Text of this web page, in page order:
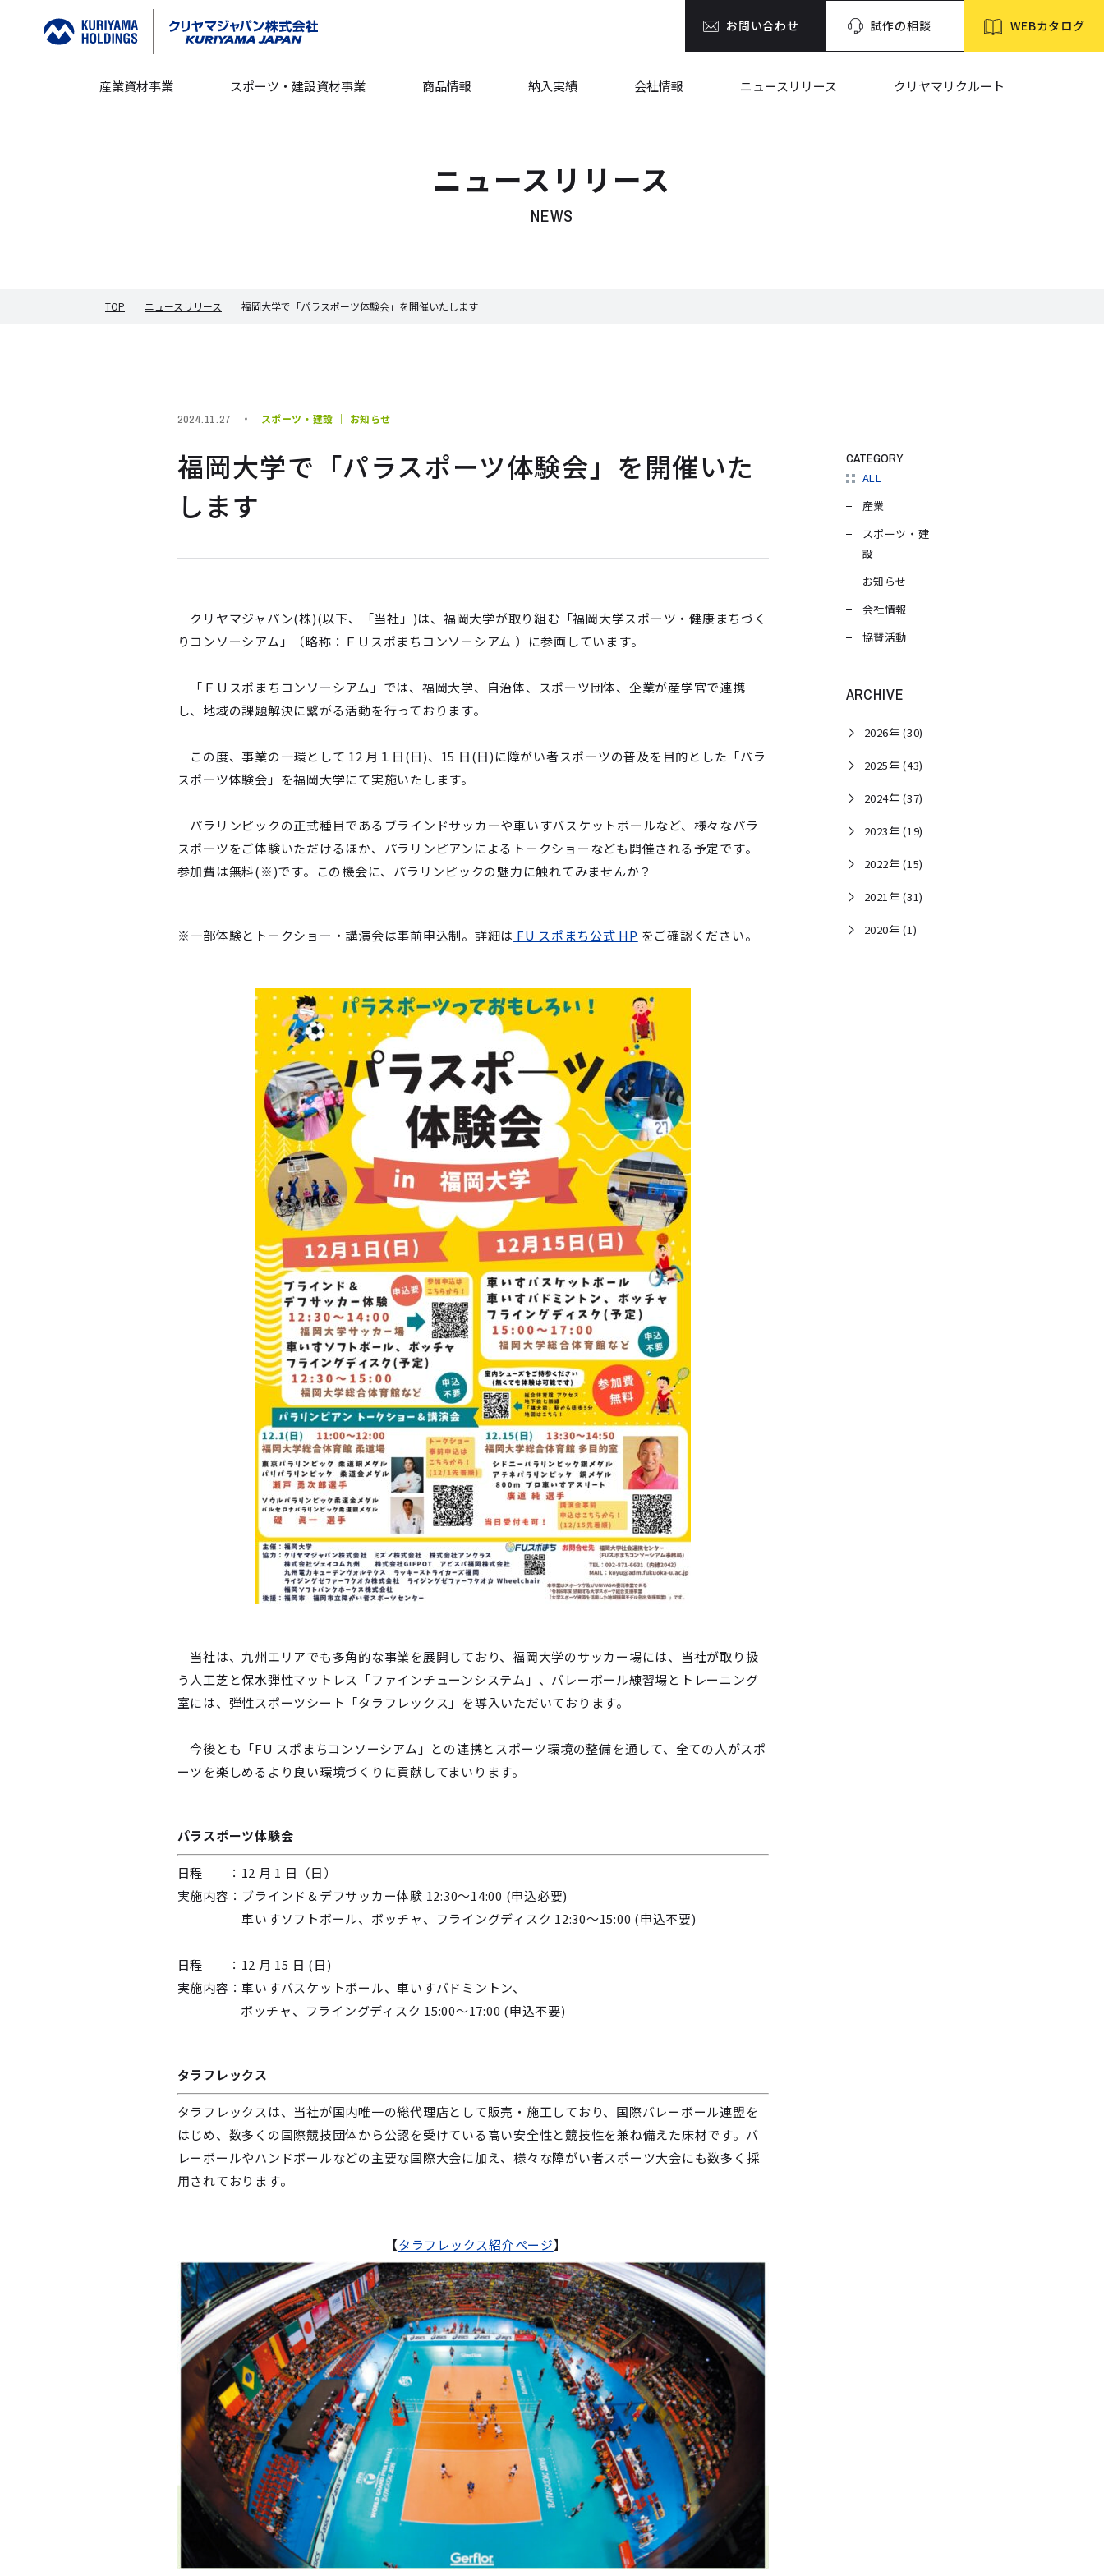
お問い合わせ 試作の相談 WEBカタログ
産業資材事業 スポーツ・建設資材事業 商品情報 納入実績 会社情報 ニュースリリース クリヤマリクルート
ニュースリリース
NEWS
TOP ニュースリリース 福岡大学で「パラスポーツ体験会」を開催いたします
2024.11.27 スポーツ・建設 ｜ お知らせ
福岡大学で「パラスポーツ体験会」を開催いた
します
クリヤマジャパン(株)(以下、「当社」)は、福岡大学が取り組む「福岡大学スポーツ・健康まちづく
りコンソーシアム」（略称：ＦＵスポまちコンソーシアム ）に参画しています。
「ＦＵスポまちコンソーシアム」では、福岡大学、自治体、スポーツ団体、企業が産学官で連携
し、地域の課題解決に繋がる活動を行っております。
この度、事業の一環として 12 月１日(日)、15 日(日)に障がい者スポーツの普及を目的とした「パラ
スポーツ体験会」を福岡大学にて実施いたします。
パラリンピックの正式種目であるブラインドサッカーや車いすバスケットボールなど、様々なパラ
スポーツをご体験いただけるほか、パラリンピアンによるトークショーなども開催される予定です。
参加費は無料(※)です。この機会に、パラリンピックの魅力に触れてみませんか？
※一部体験とトークショー・講演会は事前申込制。詳細は FU スポまち公式 HP をご確認ください。
当社は、九州エリアでも多角的な事業を展開しており、福岡大学のサッカー場には、当社が取り扱
う人工芝と保水弾性マットレス「ファインチューンシステム」、バレーボール練習場とトレーニング
室には、弾性スポーツシート「タラフレックス」を導入いただいております。
今後とも「FU スポまちコンソーシアム」との連携とスポーツ環境の整備を通して、全ての人がスポ
ーツを楽しめるより良い環境づくりに貢献してまいります。
パラスポーツ体験会
日程 ：12 月 1 日（日）
実施内容：ブラインド＆デフサッカー体験 12:30～14:00 (申込必要)
車いすソフトボール、ボッチャ、フライングディスク 12:30～15:00 (申込不要)
日程 ：12 月 15 日 (日)
実施内容：車いすバスケットボール、車いすバドミントン、
ボッチャ、フライングディスク 15:00～17:00 (申込不要)
タラフレックス
タラフレックスは、当社が国内唯一の総代理店として販売・施工しており、国際バレーボール連盟を
はじめ、数多くの国際競技団体から公認を受けている高い安全性と競技性を兼ね備えた床材です。バ
レーボールやハンドボールなどの主要な国際大会に加え、様々な障がい者スポーツ大会にも数多く採
用されております。
【タラフレックス紹介ページ】
CATEGORY
ALL
産業
スポーツ・建
設
お知らせ
会社情報
協賛活動
ARCHIVE
2026年 (30)
2025年 (43)
2024年 (37)
2023年 (19)
2022年 (15)
2021年 (31)
2020年 (1)